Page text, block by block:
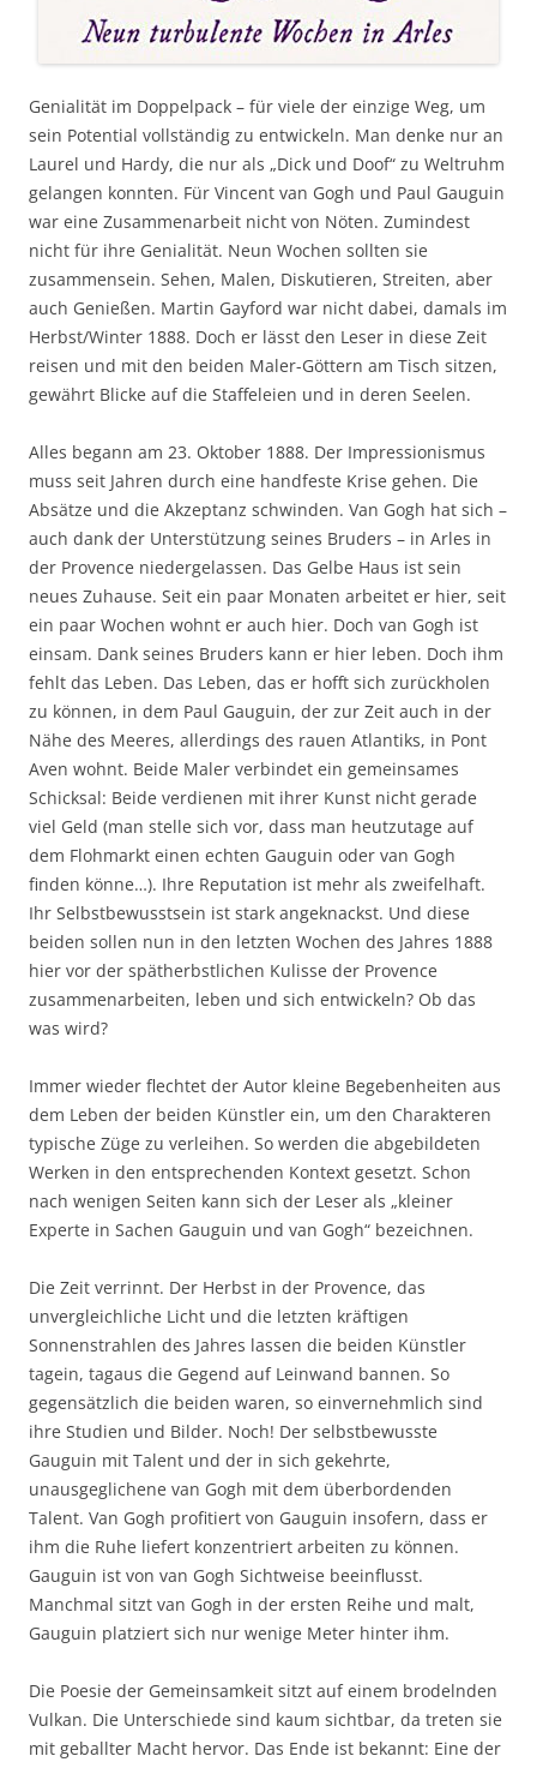
Genialität im Doppelpack – für viele der einzige Weg, um
sein Potential vollständig zu entwickeln. Man denke nur an
Laurel und Hardy, die nur als „Dick und Doof“ zu Weltruhm
gelangen konnten. Für Vincent van Gogh und Paul Gauguin
war eine Zusammenarbeit nicht von Nöten. Zumindest
nicht für ihre Genialität. Neun Wochen sollten sie
zusammensein. Sehen, Malen, Diskutieren, Streiten, aber
auch Genießen. Martin Gayford war nicht dabei, damals im
Herbst/Winter 1888. Doch er lässt den Leser in diese Zeit
reisen und mit den beiden Maler-Göttern am Tisch sitzen,
gewährt Blicke auf die Staffeleien und in deren Seelen.
Alles begann am 23. Oktober 1888. Der Impressionismus
muss seit Jahren durch eine handfeste Krise gehen. Die
Absätze und die Akzeptanz schwinden. Van Gogh hat sich –
auch dank der Unterstützung seines Bruders – in Arles in
der Provence niedergelassen. Das Gelbe Haus ist sein
neues Zuhause. Seit ein paar Monaten arbeitet er hier, seit
ein paar Wochen wohnt er auch hier. Doch van Gogh ist
einsam. Dank seines Bruders kann er hier leben. Doch ihm
fehlt das Leben. Das Leben, das er hofft sich zurückholen
zu können, in dem Paul Gauguin, der zur Zeit auch in der
Nähe des Meeres, allerdings des rauen Atlantiks, in Pont
Aven wohnt. Beide Maler verbindet ein gemeinsames
Schicksal: Beide verdienen mit ihrer Kunst nicht gerade
viel Geld (man stelle sich vor, dass man heutzutage auf
dem Flohmarkt einen echten Gauguin oder van Gogh
finden könne…). Ihre Reputation ist mehr als zweifelhaft.
Ihr Selbstbewusstsein ist stark angeknackst. Und diese
beiden sollen nun in den letzten Wochen des Jahres 1888
hier vor der spätherbstlichen Kulisse der Provence
zusammenarbeiten, leben und sich entwickeln? Ob das
was wird?
Immer wieder flechtet der Autor kleine Begebenheiten aus
dem Leben der beiden Künstler ein, um den Charakteren
typische Züge zu verleihen. So werden die abgebildeten
Werken in den entsprechenden Kontext gesetzt. Schon
nach wenigen Seiten kann sich der Leser als „kleiner
Experte in Sachen Gauguin und van Gogh“ bezeichnen.
Die Zeit verrinnt. Der Herbst in der Provence, das
unvergleichliche Licht und die letzten kräftigen
Sonnenstrahlen des Jahres lassen die beiden Künstler
tagein, tagaus die Gegend auf Leinwand bannen. So
gegensätzlich die beiden waren, so einvernehmlich sind
ihre Studien und Bilder. Noch! Der selbstbewusste
Gauguin mit Talent und der in sich gekehrte,
unausgeglichene van Gogh mit dem überbordenden
Talent. Van Gogh profitiert von Gauguin insofern, dass er
ihm die Ruhe liefert konzentriert arbeiten zu können.
Gauguin ist von van Gogh Sichtweise beeinflusst.
Manchmal sitzt van Gogh in der ersten Reihe und malt,
Gauguin platziert sich nur wenige Meter hinter ihm.
Die Poesie der Gemeinsamkeit sitzt auf einem brodelnden
Vulkan. Die Unterschiede sind kaum sichtbar, da treten sie
mit geballter Macht hervor. Das Ende ist bekannt: Eine der